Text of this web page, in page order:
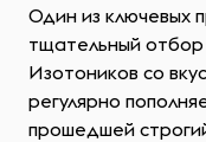
Один из ключевых
тщательный
Изотоников со
регулярно
прошедшей